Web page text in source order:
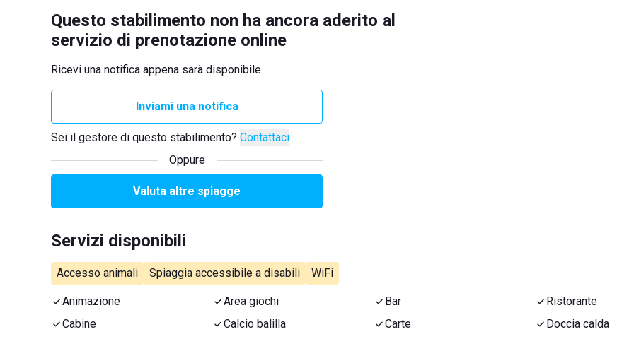
Questo stabilimento non ha ancora aderito al
servizio di prenotazione online
Ricevi una notifica appena sarà disponibile
Inviami una notifica
Sei il gestore di questo stabilimento? Contattaci
Oppure
Valuta altre spiagge
Servizi disponibili
Accesso animali Spiaggia accessibile a disabili WiFi
Animazione Area giochi Bar
Ristorante
Cabine
Calcio balilla Carte
Doccia calda